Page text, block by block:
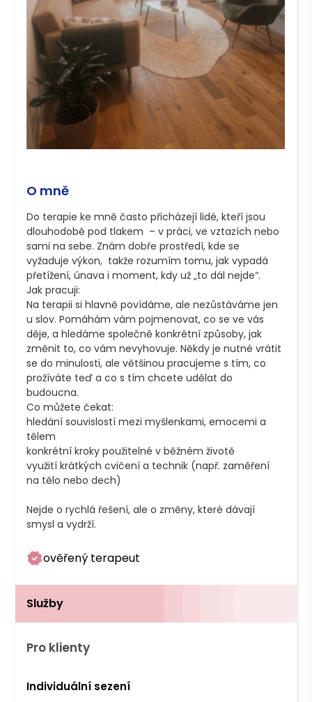
O mně
Do terapie ke mně často přicházejí lidé, kteří jsou
dlouhodobě pod tlakem  – v práci, ve vztazích nebo
sami na sebe. Znám dobře prostředí, kde se
vyžaduje výkon,  takže rozumím tomu, jak vypadá
přetížení, únava i moment, kdy už „to dál nejde“.
Jak pracuji:
Na terapii si hlavně povídáme, ale nezůstáváme jen
u slov. Pomáhám vám pojmenovat, co se ve vás
děje, a hledáme společně konkrétní způsoby, jak
změnit to, co vám nevyhovuje. Někdy je nutné vrátit
se do minulosti, ale většinou pracujeme s tím, co
prožíváte teď a co s tím chcete udělat do
budoucna.
Co můžete čekat:
hledání souvislostí mezi myšlenkami, emocemi a
tělem
konkrétní kroky použitelné v běžném životě
využití krátkých cvičení a technik (např. zaměření
na tělo nebo dech)
Nejde o rychlá řešení, ale o změny, které dávají
smysl a vydrží.
ověřený terapeut
Služby
Pro klienty
Individuální sezení